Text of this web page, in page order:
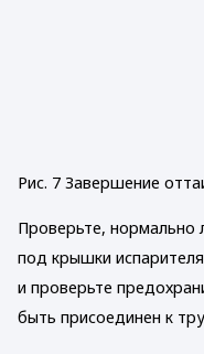
Рис. 7 Завершение
Проверьте, нормально
под крышки
и проверьте
быть присоединен к